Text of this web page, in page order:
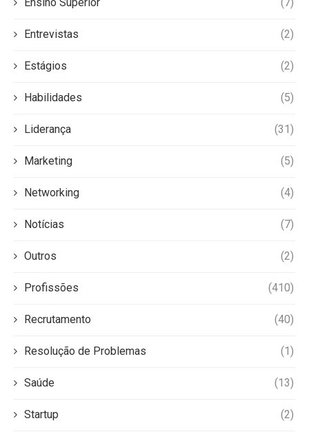
Entrevistas (2)
Estágios (2)
Habilidades (5)
Liderança (31)
Marketing (5)
Networking (4)
Notícias (7)
Outros (2)
Profissões (410)
Recrutamento (40)
Resolução de Problemas (1)
Saúde (13)
Startup (2)